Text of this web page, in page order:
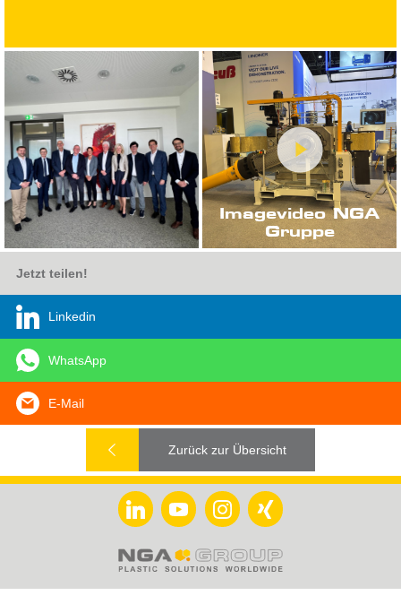
Imagevideo NGA
Gruppe
Jetzt teilen!
Linkedin
WhatsApp
E-Mail
Zurück zur Übersicht